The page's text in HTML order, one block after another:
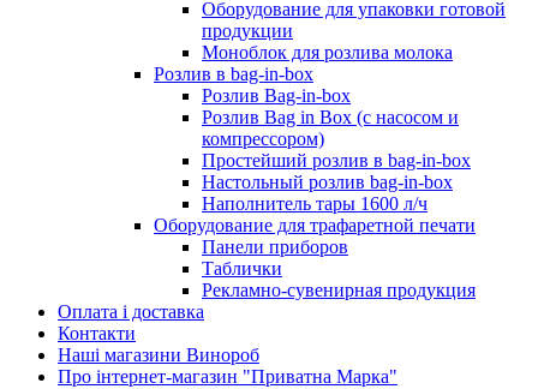
Оборудование для упаковки готовой
продукции
Моноблок для розлива молока
Розлив в bag-in-box
Розлив Bag-in-box
Розлив Bag in Box (с насосом и
компрессором)
Простейший розлив в bag-in-box
Настольный розлив bag-in-box
Наполнитель тары 1600 л/ч
Оборудование для трафаретной печати
Панели приборов
Таблички
Рекламно-сувенирная продукция
Оплата і доставка
Контакти
Наші магазини Винороб
Про інтернет-магазин "Приватна Марка"